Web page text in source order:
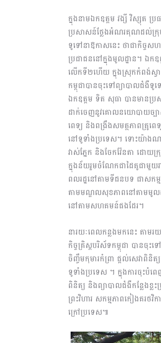
ក្នុងនាមឯកឧត្តម វង្សី វិស្សុត ប្
ប្រសាសន៍ថ្លែងអំណរគុណដល់ក្រុម
ទូទៅនាឱកាសនេះ ថាជាកិច្ចសហ
ប្រជាជននៅក្នុងមូលដ្ឋាន។ ឯក
លើកទី២ហើយ ក្នុងស្រុកកំពង់ស្វ
កម្ពុជាបានចុះទៅព្យាបាលជំងឺ
ឯកឧត្តម ទិត សុធា បានមានប្
ដាក់ចេញនូវគោលនយោបាយច្ប
ពេទ្យ និងពង្រឹងសមត្ថភាពគ្រូពេ
នៅទូទាំងប្រទេស។ ទោះយ៉ាងណា
វាស់ភ្នែក និងចែកវ៉ែនតា ដោយ
ក្នុងន័យរួមចំណែកជាដៃគូជាមួយ
ពលរដ្ឋនៅតាមទីជនបទ ជាសកម្
តាមមណ្ឌលសុខភាពនៅតាមមូលដ្
នៅតាមសហគមន៍ផងដែរ។
នារយៈពេលកន្លងមកនេះ តាមរ
កិច្ចគ្រិស្តបរិស័ទកម្ពុជា បានចុ
ចិញ្ចឹមកុមារកំព្រា ផ្តល់សេវាពិនិ
ទូទាំងប្រទេស ។ ក្នុងការចុះបំព
ពិនិត្យ និងព្យាបាលជំងឺកន្លែង
ព្រះវិហារ សកម្មភាពកៀងគរថ
ក្រៅប្រទេស៕